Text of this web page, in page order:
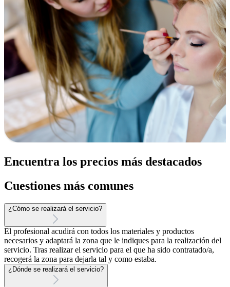
Encuentra los precios más destacados
Cuestiones más comunes
¿Cómo se realizará el servicio?
El profesional acudirá con todos los materiales y productos
necesarios y adaptará la zona que le indiques para la realización del
servicio. Tras realizar el servicio para el que ha sido contratado/a,
recogerá la zona para dejarla tal y como estaba.
¿Dónde se realizará el servicio?